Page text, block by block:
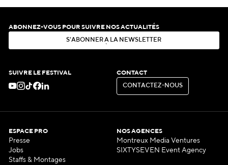
ABONNEZ-VOUS POUR SUIVRE NOS ACTUALITÉS
S'ABON N ER À LA N EWSLE ER
SUIVRE LE FESTIVAL CONTACT
CON ACT EZ-N OUS
CONTACTEZ-NOUS
ESPACE PRO
Presse
Jobs
Staffs & Montages
NOS AGENCES
Montreux Media Ventures
SIXTYSEVEN Event Agency